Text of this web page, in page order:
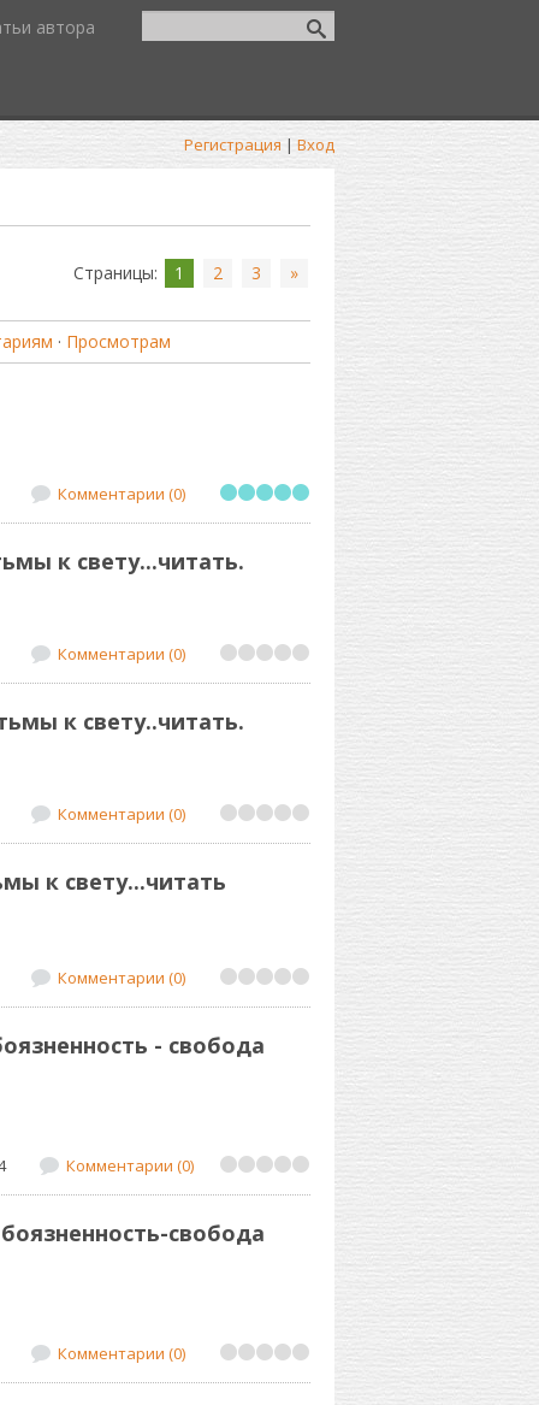
автора
Регистрация | Вход
Страницы: 1 2 3 »
· Просмотрам
Комментарии (0)
к свету...читать.
Комментарии (0)
к свету..читать.
Комментарии (0)
к свету...читать
Комментарии (0)
- свобода
Комментарии (0)
свобода
Комментарии (0)